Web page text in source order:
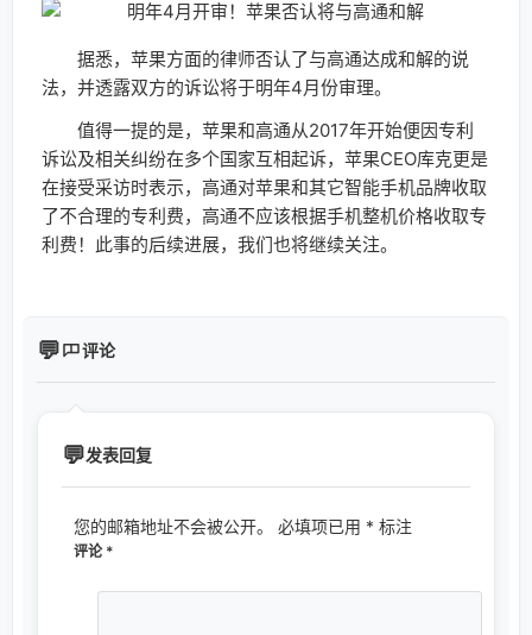
据悉，苹果方面的律师否认了与高通达成和解的说
法，并透露双方的诉讼将于明年4月份审理。
值得一提的是，苹果和高通从2017年开始便因专利
诉讼及相关纠纷在多个国家互相起诉，苹果CEO库克更是
在接受采访时表示，高通对苹果和其它智能手机品牌收取
了不合理的专利费，高通不应该根据手机整机价格收取专
利费！此事的后续进展，我们也将继续关注。
评论
发表回复
您的邮箱地址不会被公开。 必填项已用 * 标注
评论 *